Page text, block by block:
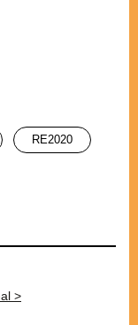
RE2020
>